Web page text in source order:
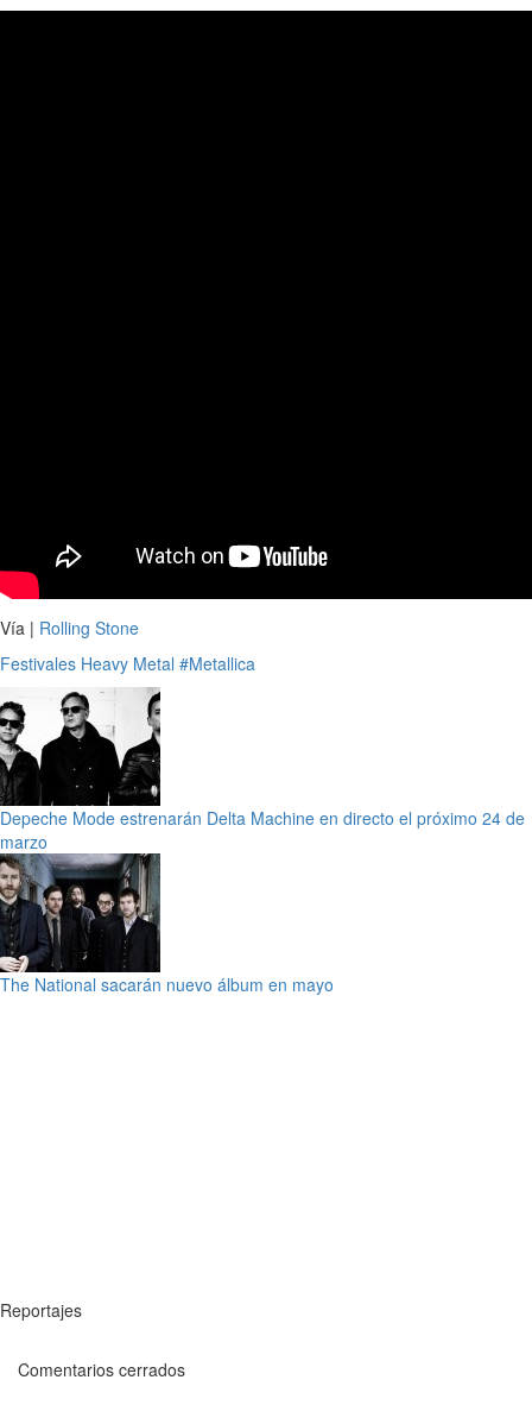
Vía | Rolling Stone
Festivales Heavy Metal #Metallica
Depeche Mode estrenarán Delta Machine en directo el próximo 24 de
marzo
The National sacarán nuevo álbum en mayo
Reportajes
Comentarios cerrados